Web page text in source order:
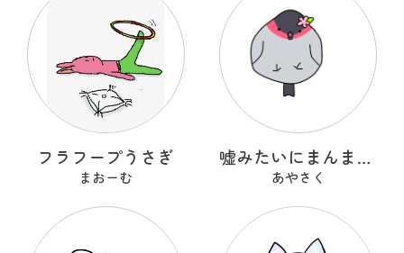
フラフープうさぎ
まおーむ
嘘みたいにまんまるなウソ
あやさく